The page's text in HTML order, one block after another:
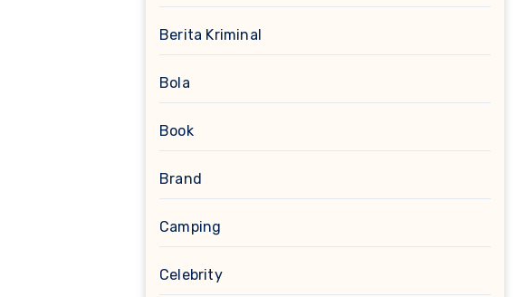
Berita Kriminal
Bola
Book
Brand
Camping
Celebrity